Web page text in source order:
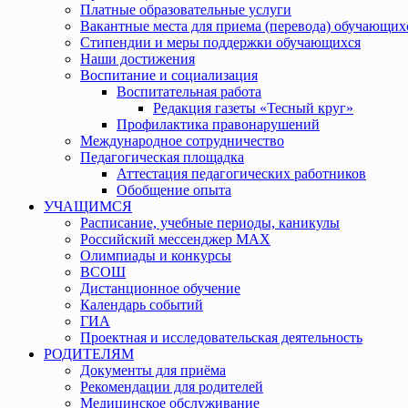
Платные образовательные услуги
Вакантные места для приема (перевода)
Стипендии и меры поддержки обучающихся
Наши достижения
Воспитание и социализация
Воспитательная работа
Редакция газеты «Тесный круг»
Профилактика правонарушений
Международное сотрудничество
Педагогическая площадка
Аттестация педагогических работников
Обобщение опыта
УЧАЩИМСЯ
Расписание, учебные периоды, каникулы
Российский мессенджер MAX
Олимпиады и конкурсы
ВСОШ
Дистанционное обучение
Календарь событий
ГИА
Проектная и исследовательская деятельность
РОДИТЕЛЯМ
Документы для приёма
Рекомендации для родителей
Медицинское обслуживание